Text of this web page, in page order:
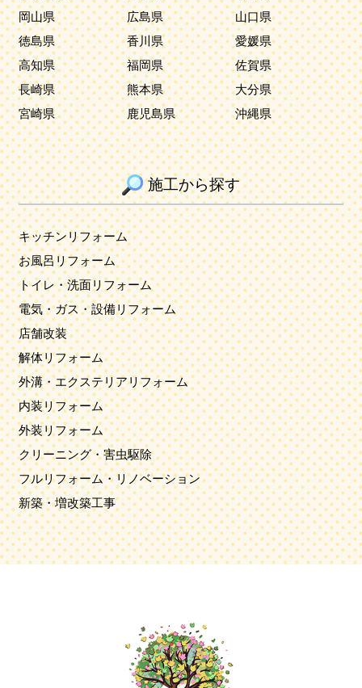
岡山県
広島県
山口県
徳島県
香川県
愛媛県
高知県
福岡県
佐賀県
長崎県
熊本県
大分県
宮崎県
鹿児島県 沖縄県
施工から探す
キッチンリフォーム
お風呂リフォーム
トイレ・洗面リフォーム
電気・ガス・設備リフォーム
店舗改装
解体リフォーム
外溝・エクステリアリフォーム
内装リフォーム
外装リフォーム
クリーニング・害虫駆除
フルリフォーム・リノベーション
新築・増改築工事